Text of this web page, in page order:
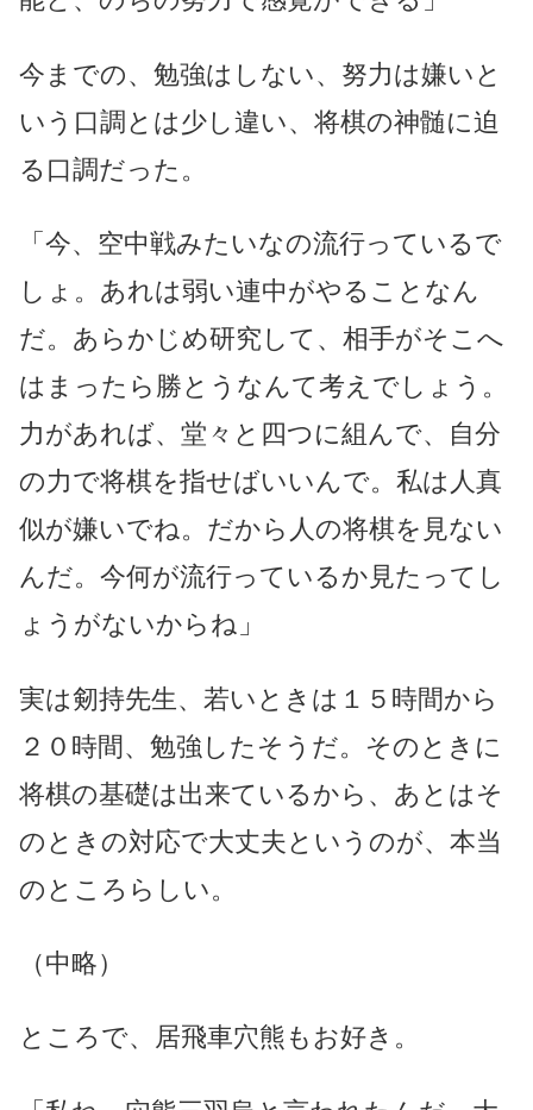
今までの、勉強はしない、努力は嫌いと
いう口調とは少し違い、将棋の神髄に迫
る口調だった。
「今、空中戦みたいなの流行っているで
しょ。あれは弱い連中がやることなん
だ。あらかじめ研究して、相手がそこへ
はまったら勝とうなんて考えでしょう。
力があれば、堂々と四つに組んで、自分
の力で将棋を指せばいいんで。私は人真
似が嫌いでね。だから人の将棋を見ない
んだ。今何が流行っているか見たってし
ょうがないからね」
実は剱持先生、若いときは１５時間から
２０時間、勉強したそうだ。そのときに
将棋の基礎は出来ているから、あとはそ
のときの対応で大丈夫というのが、本当
のところらしい。
（中略）
ところで、居飛車穴熊もお好き。